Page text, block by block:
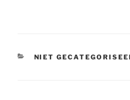
CATEGORIEËN
NIET